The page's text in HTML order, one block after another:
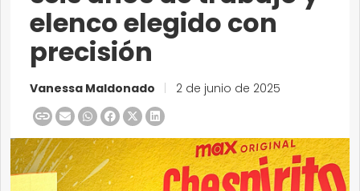
elenco elegido con
precisión
Vanessa Maldonado 2 de junio de 2025